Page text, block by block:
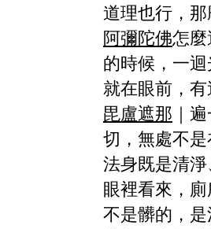
道理也行，
阿彌陀佛怎
的時候，一
就在眼前，
毘盧遮那 ｜
切，無處不
法身既是清
眼裡看來，
不是髒的，